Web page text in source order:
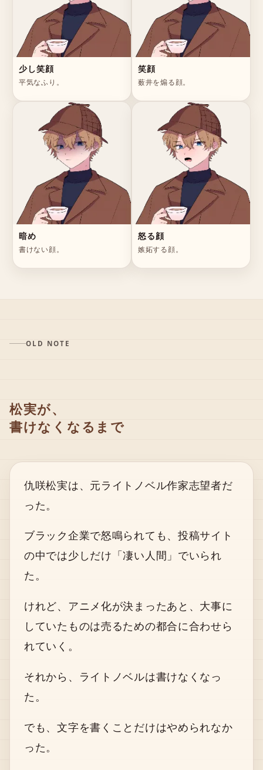
少し笑顔
平気なふり。
笑顔
薮井を煽る顔。
暗め
書けない顔。
怒る顔
嫉妬する顔。
OLD NOTE
松実が、
書けなくなるまで
仇咲松実は、元ライトノベル作家志望者だ
った。
ブラック企業で怒鳴られても、投稿サイト
の中では少しだけ「凄い人間」でいられ
た。
けれど、アニメ化が決まったあと、大事に
していたものは売るための都合に合わせら
れていく。
それから、ライトノベルは書けなくなっ
た。
でも、文字を書くことだけはやめられなか
った。